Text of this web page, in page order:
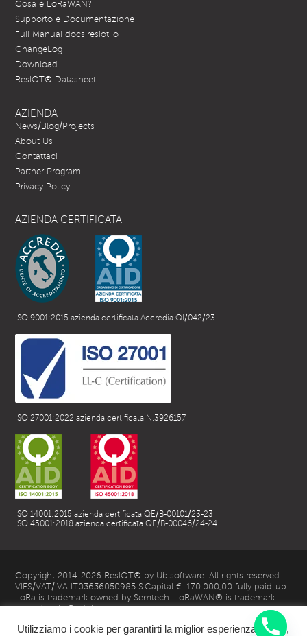
Cosa è LoRaWAN?
Supporto e Documentazione
Full Manual docs.resiot.io
ChangeLog
Download
ResIOT® Datasheet
AZIENDA
News/Blog/Projects
About Us
Contattaci
Partner Program
Privacy Policy
AZIENDA CERTIFICATA
ISO 9001:2015 azienda certificata Accredia QI/042/23
ISO 27001:2022 azienda certificata N.3926157
ISO 14001:2015 azienda certificata QE/B-00101/23-23
ISO 45001:2018 azienda certificata QE/B-00046/24-24
Copyright 2014-2026 ResIOT® by Ublsoftware. All rights reserved.
VIES/VAT/IVA IT03636050985 S.Capital €. 170.000,00 fully paid-up.
LoRa is trademark owned by Semtech. LoRaWAN® is trademark
owned by LoRa Alliance
Utilizziamo i cookie per garantirti la miglior esperienza utente,